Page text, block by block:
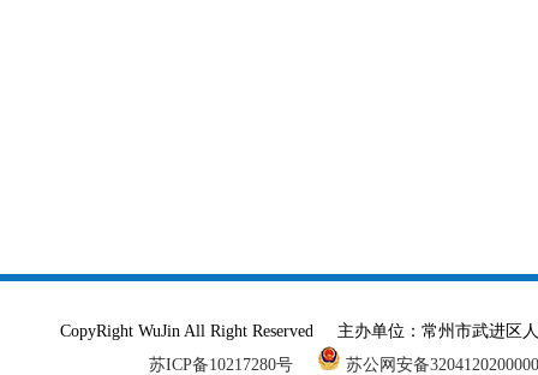
CopyRight WuJin All Right Reserved 主办单位：常州市武进
苏ICP备10217280号
苏公网安备